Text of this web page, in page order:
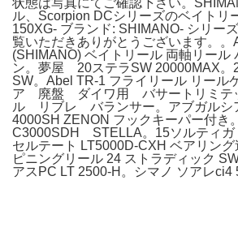
ル、Scorpion DCシリーズのベイトリ
150XG- ブランド: SHIMANO- シリー
覧いただきありがとうございます。。
(SHIMANO) ベイトリール 両軸リール
ン。夢屋 20ステラSW 20000MAX。
SW。Abel TR-1 フライリール リー
ア 廃盤 ダイワ用 バサートリミテ
ル リブレ バランサー。アブガル
4000SH ZENON フックキーパー付き
C3000SDH STELLA。15ソルティ
セルテート LT5000D-CXH ベアリン
ピニングリール 24 ストラディック
アスPC LT 2500-H。シマノ ソアレci4